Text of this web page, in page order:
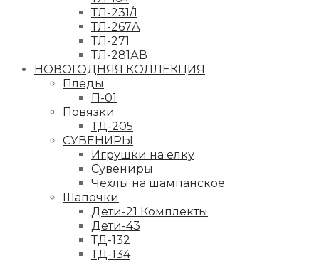
ТЛ-231/1
ТЛ-267А
ТЛ-271
ТЛ-281АВ
НОВОГОДНЯЯ КОЛЛЕКЦИЯ
Пледы
П-01
Повязки
ТД-205
СУВЕНИРЫ
Игрушки на елку
Сувениры
Чехлы на шампанское
Шапочки
Дети-21 Комплекты
Дети-43
ТД-132
ТД-134